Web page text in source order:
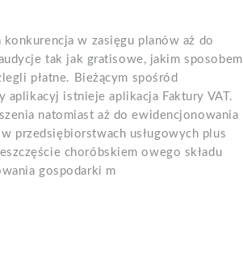
konkurencja w zasięgu planów aż do
tak jak gratisowe, jakim sposobem
płatne. Bieżącym spośród
aplikacyj istnieje aplikacja Faktury VAT.
natomiast aż do ewidencjonowania
przedsiębiorstwach usługowych plus
choróbskiem owego składu
gospodarki m